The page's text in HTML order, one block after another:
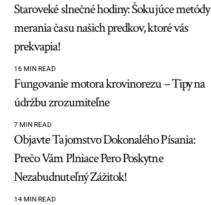
Staroveké slnečné hodiny: Šokujúce metódy
merania času našich predkov, ktoré vás
prekvapia!
16 MIN READ
Fungovanie motora krovinorezu – Tipy na
údržbu zrozumiteľne
7 MIN READ
Objavte Tajomstvo Dokonalého Písania:
Prečo Vám Plniace Pero Poskytne
Nezabudnuteľný Zážitok!
14 MIN READ